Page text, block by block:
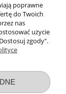
poprawne
do Twoich
nas
użycie
zgody".